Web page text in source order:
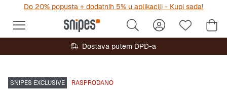
Do 20% popusta + dodatnih 5% u aplikaciji - Kupi sada!
Dostava putem DPD-a
SNIPES EXCLUSIVE RASPRODANO